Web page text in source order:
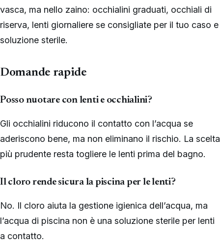
vasca, ma nello zaino: occhialini graduati, occhiali di
riserva, lenti giornaliere se consigliate per il tuo caso e
soluzione sterile.
Domande rapide
Posso nuotare con lenti e occhialini?
Gli occhialini riducono il contatto con l’acqua se
aderiscono bene, ma non eliminano il rischio. La scelta
più prudente resta togliere le lenti prima del bagno.
Il cloro rende sicura la piscina per le lenti?
No. Il cloro aiuta la gestione igienica dell’acqua, ma
l’acqua di piscina non è una soluzione sterile per lenti
a contatto.